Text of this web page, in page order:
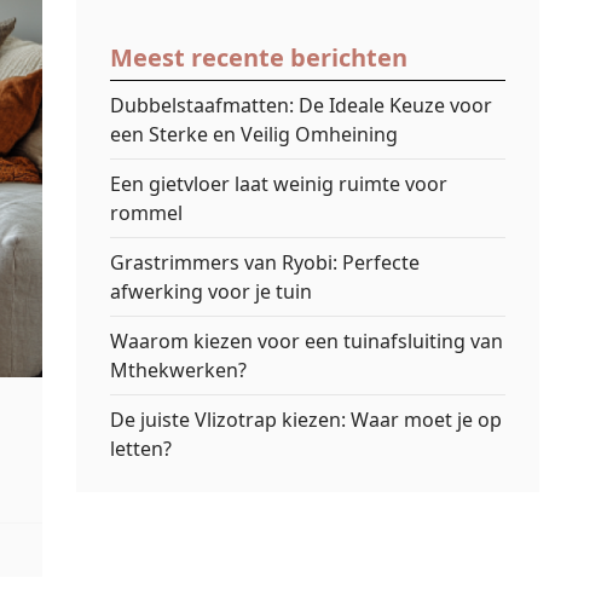
Meest recente berichten
Dubbelstaafmatten: De Ideale Keuze voor
een Sterke en Veilig Omheining
Een gietvloer laat weinig ruimte voor
rommel
Grastrimmers van Ryobi: Perfecte
afwerking voor je tuin
Waarom kiezen voor een tuinafsluiting van
Mthekwerken?
De juiste Vlizotrap kiezen: Waar moet je op
letten?